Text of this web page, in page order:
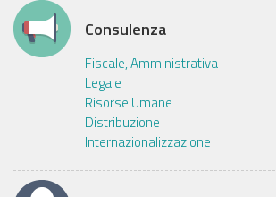
Consulenza
Fiscale, Amministrativa
Legale
Risorse Umane
Distribuzione
Internazionalizzazione